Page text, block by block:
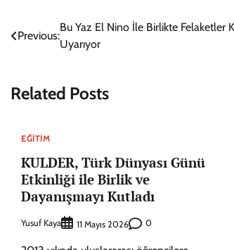
Yazı
gezinmesi
Previous:
Bu Yaz El Nino İle Birlikte Felaketler
Uyarıyor
Related Posts
EĞITIM
KULDER, Türk Dünyası Günü
Etkinliği ile Birlik ve
Dayanışmayı Kutladı
Yusuf Kaya 11 Mayıs 2026 0